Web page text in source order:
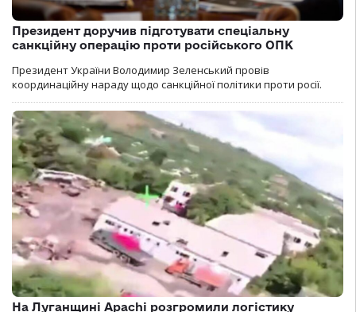
Президент доручив підготувати спеціальну
санкційну операцію проти російського ОПК
Президент України Володимир Зеленський провів
координаційну нараду щодо санкційної політики проти росії.
На Луганщині Apachi розгромили логістику